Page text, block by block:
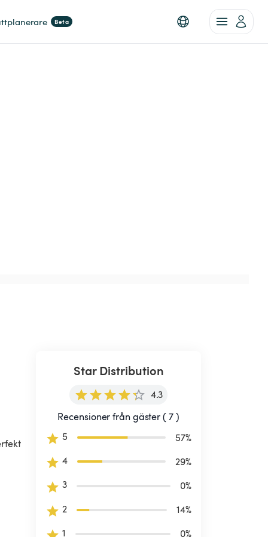
Beta
Star Distribution
4.3
Recensioner från gäster ( 7 )
5
57%
4
29%
3
0%
2
14%
1
0%